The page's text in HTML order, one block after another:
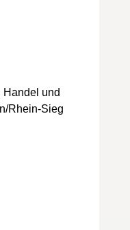
Handel und
Rhein-Sieg